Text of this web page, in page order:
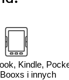
Kindle,
i innych